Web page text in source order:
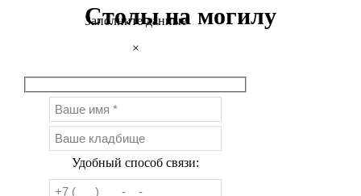
Столы на могилу
Заполните данные
×
Удобный способ связи: